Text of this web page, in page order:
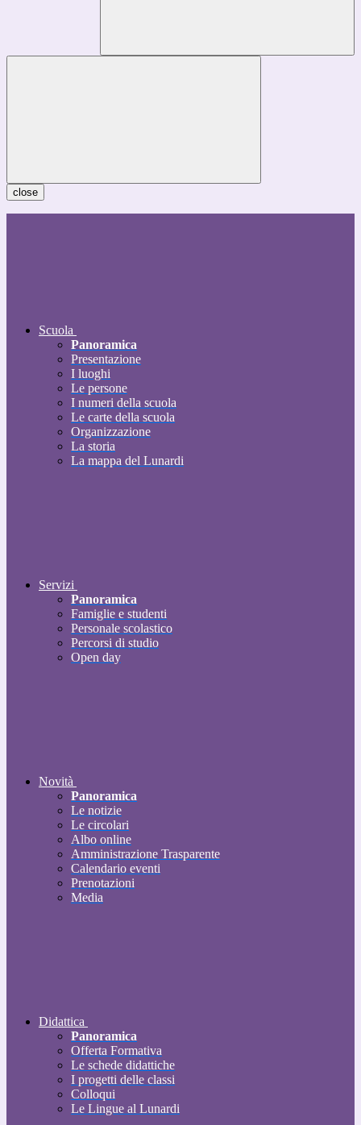
close
Scuola
Panoramica
Presentazione
I luoghi
Le persone
I numeri della scuola
Le carte della scuola
Organizzazione
La storia
La mappa del Lunardi
Servizi
Panoramica
Famiglie e studenti
Personale scolastico
Percorsi di studio
Open day
Novità
Panoramica
Le notizie
Le circolari
Albo online
Amministrazione Trasparente
Calendario eventi
Prenotazioni
Media
Didattica
Panoramica
Offerta Formativa
Le schede didattiche
I progetti delle classi
Colloqui
Le Lingue al Lunardi